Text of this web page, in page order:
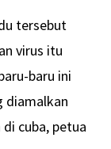
tersebut
virus itu
baru ini
diamalkan
cuba, petua